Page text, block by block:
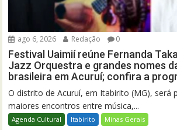
ago 6, 2026 Redação 0
Festival Uaimií reúne Fernanda
Jazz Orquestra e grandes nomes
brasileira em Acuruí; confira a
O distrito de Acuruí, em Itabirito (MG), será
maiores encontros entre música,...
Agenda Cultural Itabirito Minas Gerais